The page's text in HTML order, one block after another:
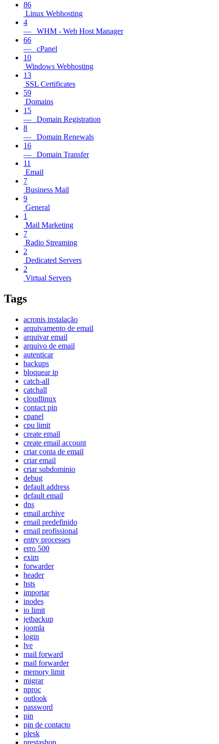
86
Linux Webhosting
4
— WHM - Web Host Manager
66
— cPanel
10
Windows Webhosting
13
SSL Certificates
59
Domains
15
— Domain Registration
8
— Domain Renewals
16
— Domain Transfer
11
Email
7
Business Mail
9
General
1
Mail Marketing
7
Radio Streaming
2
Dedicated Servers
2
Virtual Servers
Tags
acronis instalação
arquivamento de email
arquivar email
arquivo de email
autenticar
backups
bloquear ip
catch-all
catchall
cloudlinux
contact pin
cpanel
cpu limit
create email
create email account
criar conta de email
criar email
criar subdominio
debug
default address
default email
dns
email archive
email predefinido
email profissional
entry processes
erro 500
exim
forwarder
header
hsts
importar
inodes
io limit
jetbackup
joomla
login
lve
mail forward
mail forwarder
memory limit
migrar
nproc
outlook
password
pin
pin de contacto
plesk
prestashop